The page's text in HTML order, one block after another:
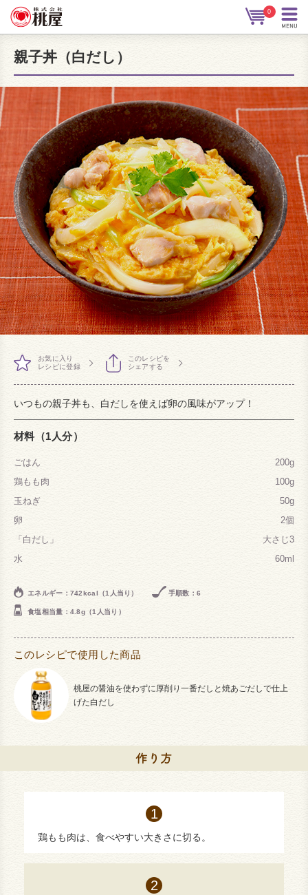
0
親子丼（白だし）
お気に入り
レシピに登録
このレシピを
シェアする
いつもの親子丼も、白だしを使えば卵の風味がアップ！
材料（1人分）
ごはん
200g
鶏もも肉
100g
玉ねぎ
50g
卵
2個
「白だし」
大さじ3
水
60ml
エネルギー：742kcal（1人当り） 手順数：6
食塩相当量：4.8g（1人当り）
このレシピで使用した商品
桃屋の醤油を使わずに厚削り一番だしと焼あごだしで仕上
げた白だし
鶏もも肉は、食べやすい大きさに切る。